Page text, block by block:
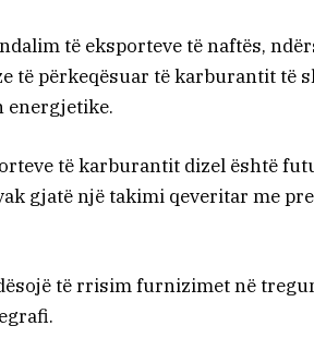
të eksporteve të naftës,
të përkeqësuar të karburantit të
të karburantit dizel është
gjatë një takimi qeveritar me
të rrisim furnizimet në